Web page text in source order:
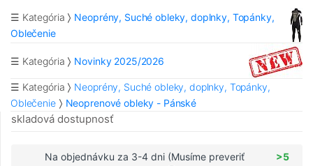
☰ Kategória
Neoprény, Suché obleky, doplnky, Topánky,
Oblečenie
☰ Kategória Novinky 2025/2026
☰ Kategória
Neoprény, Suché obleky, doplnky, Topánky,
Oblečenie
Neoprenové obleky - Pánské
skladová dostupnosť
Na objednávku za 3-4 dni (Musíme preveriť
>5